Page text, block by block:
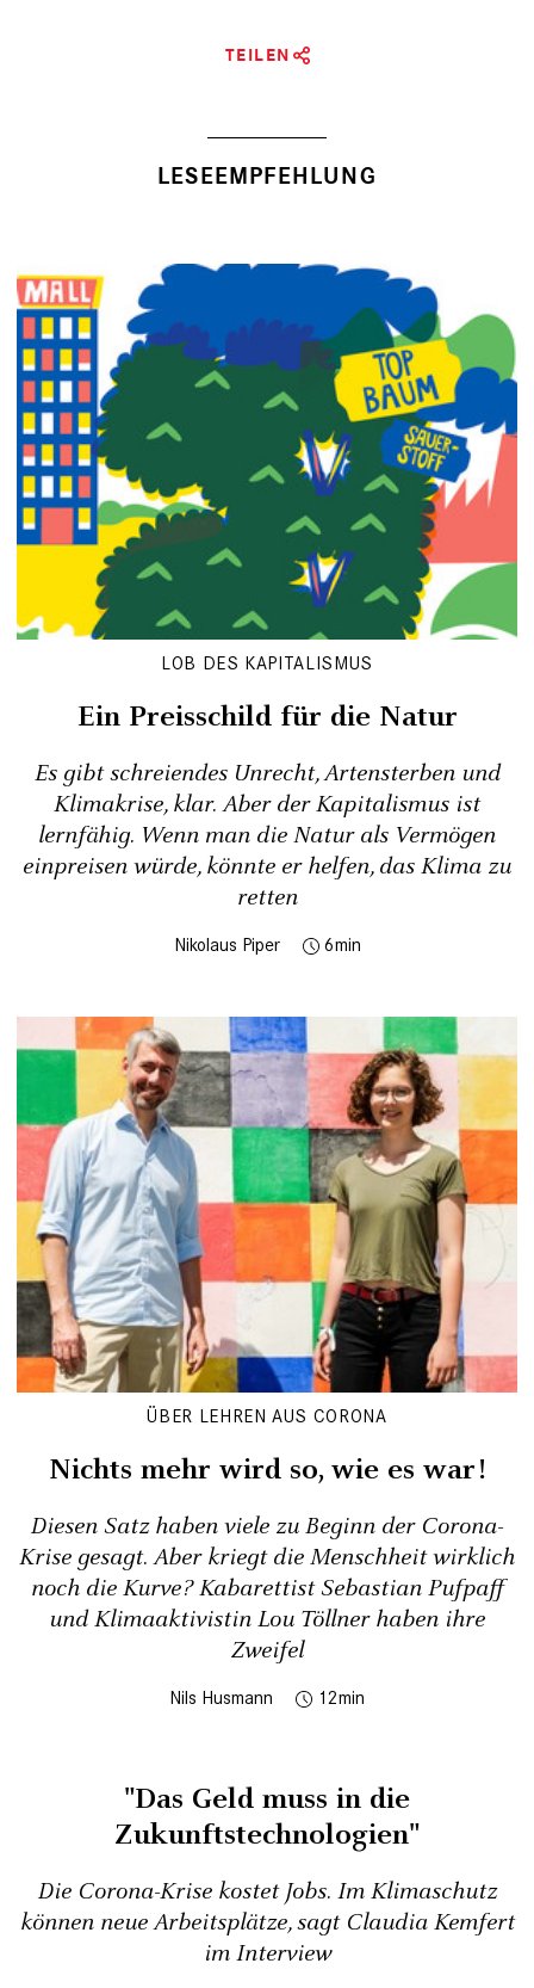
TEILEN
LESEEMPFEHLUNG
LOB DES KAPITALISMUS
Ein Preisschild für die Natur
Es gibt schreiendes Unrecht, Artensterben und
Klimakrise, klar. Aber der Kapitalismus ist
lernfähig. Wenn man die Natur als Vermögen
einpreisen würde, könnte er helfen, das Klima zu
retten
Nikolaus Piper 6
ÜBER LEHREN AUS CORONA
Nichts mehr wird so, wie es war!
Diesen Satz haben viele zu Beginn der Corona-
Krise gesagt. Aber kriegt die Menschheit wirklich
noch die Kurve? Kabarettist Sebastian Pufpaff
und Klimaaktivistin Lou Töllner haben ihre
Zweifel
Nils Husmann 12
"Das Geld muss in die
Zukunftstechnologien"
Die Corona-Krise kostet Jobs. Im Klimaschutz
können neue Arbeitsplätze, sagt Claudia Kemfert
im Interview